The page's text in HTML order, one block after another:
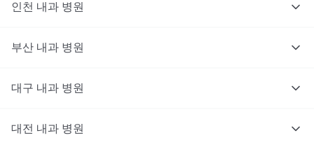
인천 내과 병원
부산 내과 병원
대구 내과 병원
대전 내과 병원